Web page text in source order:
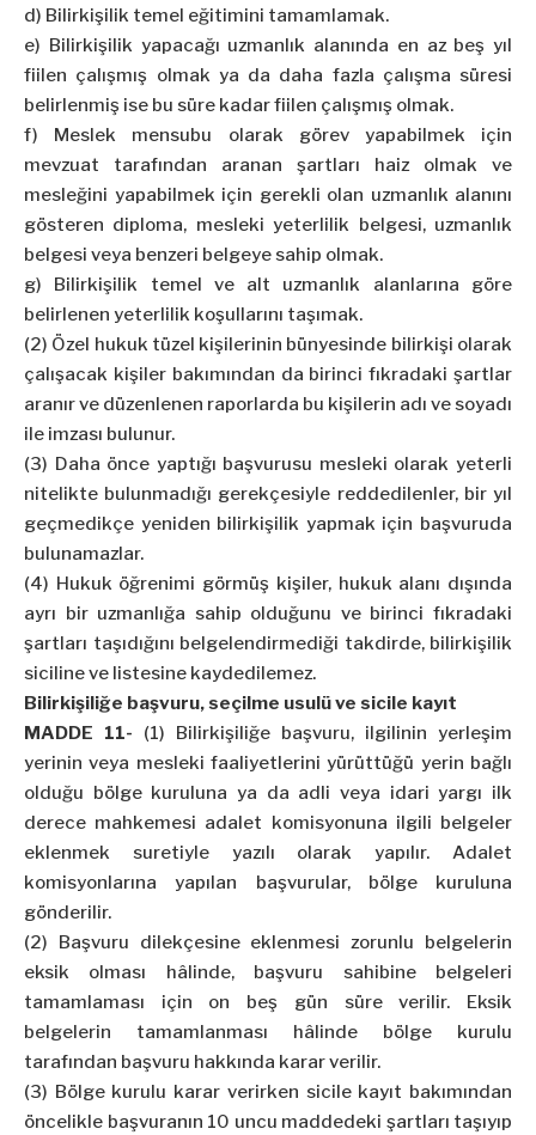
d) Bilirkişilik temel eğitimini tamamlamak.
e) Bilirkişilik yapacağı uzmanlık alanında en az beş yıl
fiilen çalışmış olmak ya da daha fazla çalışma süresi
belirlenmiş ise bu süre kadar fiilen çalışmış olmak.
f) Meslek mensubu olarak görev yapabilmek için
mevzuat tarafından aranan şartları haiz olmak ve
mesleğini yapabilmek için gerekli olan uzmanlık alanını
gösteren diploma, mesleki yeterlilik belgesi, uzmanlık
belgesi veya benzeri belgeye sahip olmak.
g) Bilirkişilik temel ve alt uzmanlık alanlarına göre
belirlenen yeterlilik koşullarını taşımak.
(2) Özel hukuk tüzel kişilerinin bünyesinde bilirkişi olarak
çalışacak kişiler bakımından da birinci fıkradaki şartlar
aranır ve düzenlenen raporlarda bu kişilerin adı ve soyadı
ile imzası bulunur.
(3) Daha önce yaptığı başvurusu mesleki olarak yeterli
nitelikte bulunmadığı gerekçesiyle reddedilenler, bir yıl
geçmedikçe yeniden bilirkişilik yapmak için başvuruda
bulunamazlar.
(4) Hukuk öğrenimi görmüş kişiler, hukuk alanı dışında
ayrı bir uzmanlığa sahip olduğunu ve birinci fıkradaki
şartları taşıdığını belgelendirmediği takdirde, bilirkişilik
siciline ve listesine kaydedilemez.
Bilirkişiliğe başvuru, seçilme usulü ve sicile kayıt
MADDE 11- (1) Bilirkişiliğe başvuru, ilgilinin yerleşim
yerinin veya mesleki faaliyetlerini yürüttüğü yerin bağlı
olduğu bölge kuruluna ya da adli veya idari yargı ilk
derece mahkemesi adalet komisyonuna ilgili belgeler
eklenmek suretiyle yazılı olarak yapılır. Adalet
komisyonlarına yapılan başvurular, bölge kuruluna
gönderilir.
(2) Başvuru dilekçesine eklenmesi zorunlu belgelerin
eksik olması hâlinde, başvuru sahibine belgeleri
tamamlaması için on beş gün süre verilir. Eksik
belgelerin tamamlanması hâlinde bölge kurulu
tarafından başvuru hakkında karar verilir.
(3) Bölge kurulu karar verirken sicile kayıt bakımından
öncelikle başvuranın 10 uncu maddedeki şartları taşıyıp